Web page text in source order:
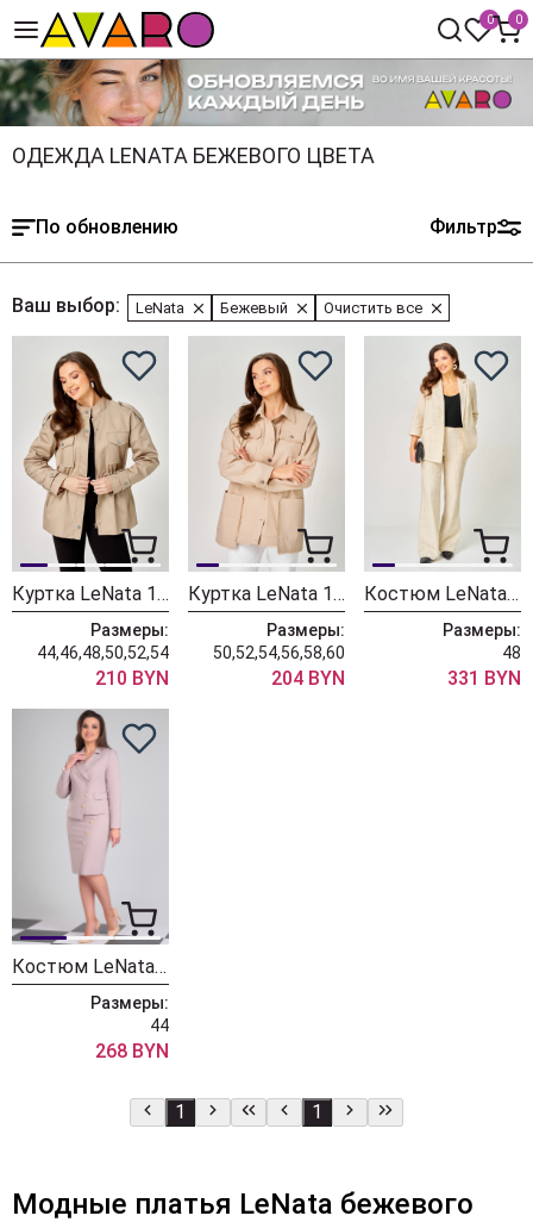
0 0
ОДЕЖДА LENATA БЕЖЕВОГО ЦВЕТА
По обновлению Фильтр
Ваш выбор: LeNata Бежевый Очистить все
Куртка LeNata 13559 бежевый
Размеры:
44,46,48,50,52,54
210 BYN
Куртка LeNata 13560 бежевый
Размеры:
50,52,54,56,58,60
204 BYN
Костюм LeNata 20554 бежевый в клетку
Размеры:
48
331 BYN
Костюм LeNata 20086 беж
Размеры:
44
268 BYN
1 1
Модные платья LeNata бежевого